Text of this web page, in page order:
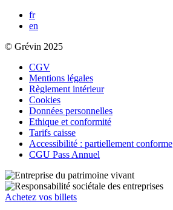
fr
en
© Grévin 2025
CGV
Mentions légales
Règlement intérieur
Cookies
Données personnelles
Ethique et conformité
Tarifs caisse
Accessibilité : partiellement conforme
CGU Pass Annuel
Achetez vos billets